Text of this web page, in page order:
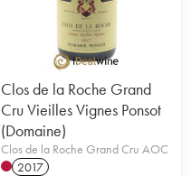
Clos de la Roche Grand
Cru Vieilles Vignes Ponsot
(Domaine)
Clos de la Roche Grand Cru AOC
2017